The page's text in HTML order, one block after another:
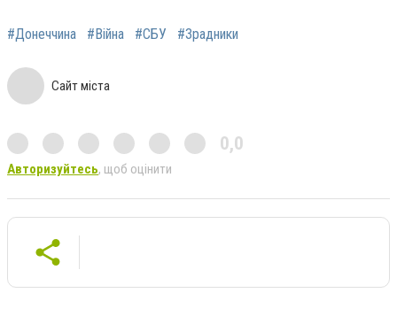
#Донеччина #Війна #СБУ #Зрадники
Сайт міста
0,0
Авторизуйтесь, щоб оцінити